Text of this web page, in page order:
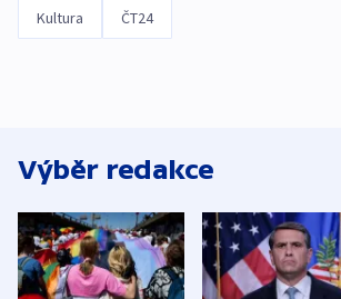
Kultura ČT24
Výběr redakce